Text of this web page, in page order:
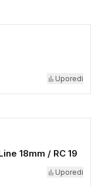
Uporedi
18mm / RC 19
Uporedi